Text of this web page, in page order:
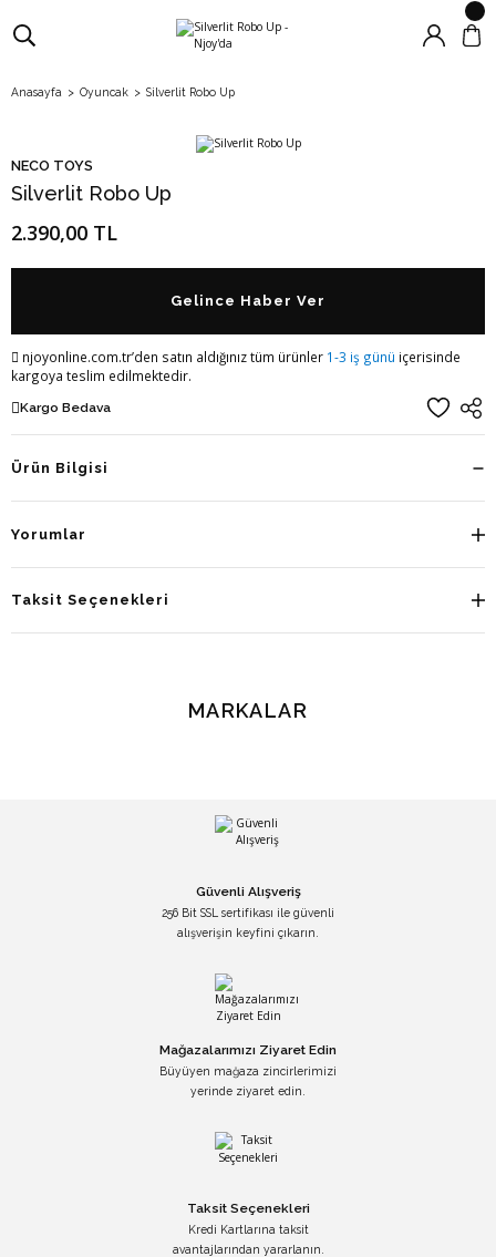
Anasayfa Oyuncak Silverlit Robo Up
NECO TOYS
Silverlit Robo Up
2.390,00 TL
Gelince Haber Ver
njoyonline.com.tr’den satın aldığınız tüm ürünler 1-3 iş günü içerisinde
kargoya teslim edilmektedir.
Kargo Bedava
Ürün Bilgisi
Yorumlar
Taksit Seçenekleri
MARKALAR
Güvenli Alışveriş
256 Bit SSL sertifikası ile güvenli
alışverişin keyfini çıkarın.
Mağazalarımızı Ziyaret Edin
Büyüyen mağaza zincirlerimizi
yerinde ziyaret edin.
Taksit Seçenekleri
Kredi Kartlarına taksit
avantajlarından yararlanın.